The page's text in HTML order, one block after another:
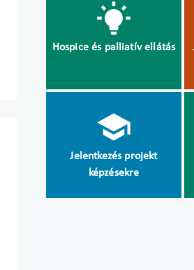
Hospice és palliatív ellátás
Jelentkezés projekt
képzésekre